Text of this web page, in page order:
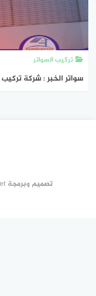
تركيب السواتر
سواتر الخبر : شركة تركيب
تصميم وبرمجة EngazOnline.net * هوم سيرفر